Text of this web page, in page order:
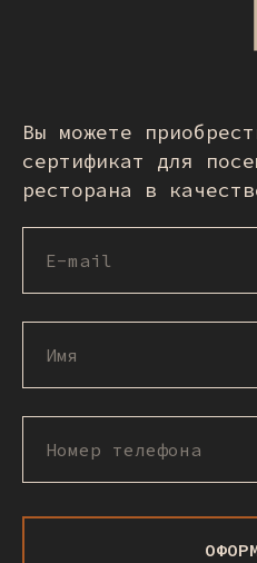
Вы можете
сертификат для
ресторана в